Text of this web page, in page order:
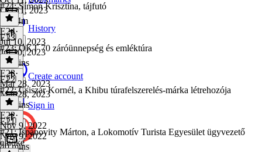
History
Create account
Sign in
Oct 11, 2023
1h 24m
#24: Simon Krisztina, tájfutó
E24·
Jul 10, 2023
Jul 10, 2023
53 mins
E23
#23: OKT 70 záróünnepség és emléktúra
E23·
Mar 28, 2023
Mar 28, 2023
24 mins
E22
#22: Csiszár Kornél, a Khibu túrafelszerelés-márka létrehozója
E22·
Nov 9, 2022
Nov 9, 2022
40 mins
E21
#21: Ispánovity Márton, a Lokomotív Turista Egyesület ügyvezető
elnöke